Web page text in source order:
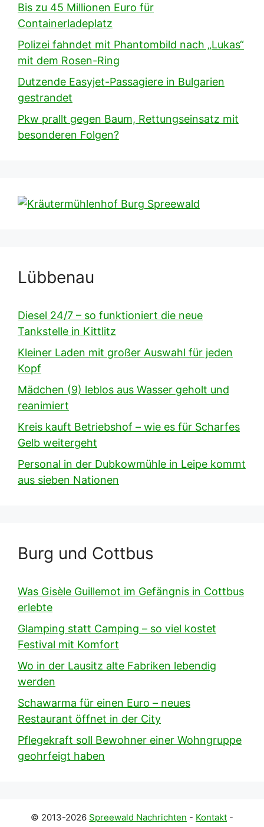
Bis zu 45 Millionen Euro für
Containerladeplatz
Polizei fahndet mit Phantombild nach „Lukas“
mit dem Rosen-Ring
Dutzende Easyjet-Passagiere in Bulgarien
gestrandet
Pkw prallt gegen Baum, Rettungseinsatz mit
besonderen Folgen?
Lübbenau
Diesel 24/7 – so funktioniert die neue
Tankstelle in Kittlitz
Kleiner Laden mit großer Auswahl für jeden
Kopf
Mädchen (9) leblos aus Wasser geholt und
reanimiert
Kreis kauft Betriebshof – wie es für Scharfes
Gelb weitergeht
Personal in der Dubkowmühle in Leipe kommt
aus sieben Nationen
Burg und Cottbus
Was Gisèle Guillemot im Gefängnis in Cottbus
erlebte
Glamping statt Camping – so viel kostet
Festival mit Komfort
Wo in der Lausitz alte Fabriken lebendig
werden
Schawarma für einen Euro – neues
Restaurant öffnet in der City
Pflegekraft soll Bewohner einer Wohngruppe
geohrfeigt haben
© 2013-2026 Spreewald Nachrichten - Kontakt -